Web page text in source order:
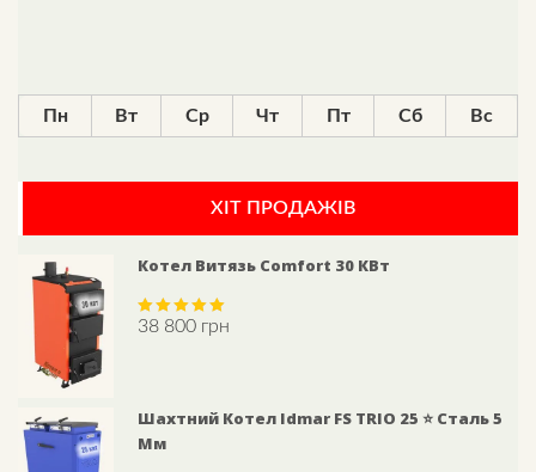
Пн Вт Ср Чт Пт Сб Вс
ХІТ ПРОДАЖІВ
Котел Витязь Comfort 30 КВт
Rated5.00
38 800 грн
Шахтний Котел Idmar FS TRIO 25 ⭐ Сталь 5
Мм